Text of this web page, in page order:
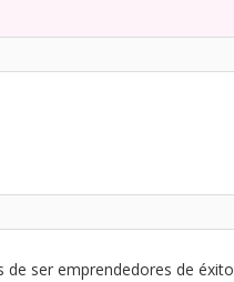
de ser emprendedores de éxito